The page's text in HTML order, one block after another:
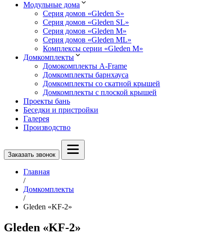
Модульные дома
Серия домов «Gleden S»
Серия домов «Gleden SL»
Серия домов «Gleden M»
Серия домов «Gleden ML»
Комплексы серии «Gleden M»
Домкомплекты
Домокомплекты A-Frame
Домкомплекты барнхауса
Домкомплекты со скатной крышей
Домкомплекты с плоской крышей
Проекты бань
Беседки и пристройки
Галерея
Производство
Заказать звонок
Главная
/
Домкомплекты
/
Gleden «KF-2»
Gleden «KF-2»